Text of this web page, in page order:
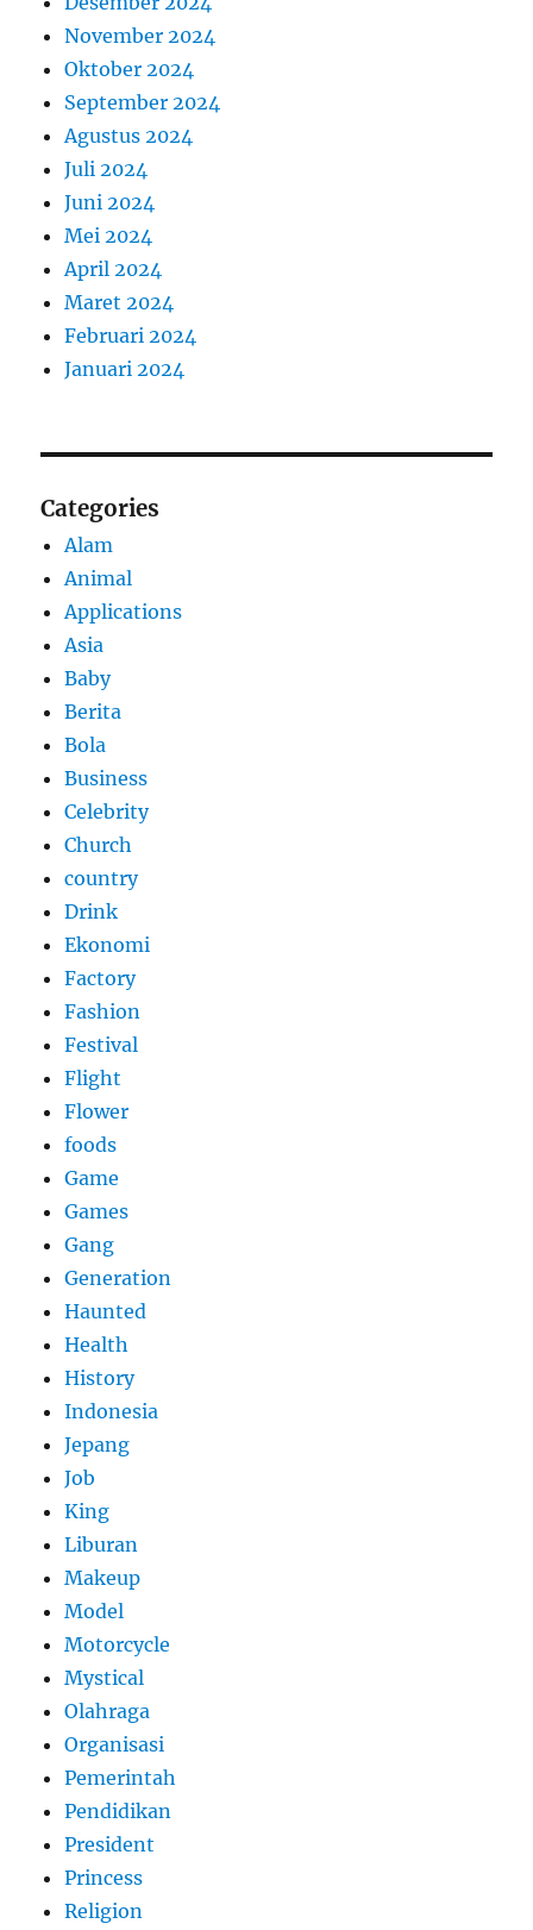
November 2024
Oktober 2024
September 2024
Agustus 2024
Juli 2024
Juni 2024
Mei 2024
April 2024
Maret 2024
Februari 2024
Januari 2024
Categories
Alam
Animal
Applications
Asia
Baby
Berita
Bola
Business
Celebrity
Church
country
Drink
Ekonomi
Factory
Fashion
Festival
Flight
Flower
foods
Game
Games
Gang
Generation
Haunted
Health
History
Indonesia
Jepang
Job
King
Liburan
Makeup
Model
Motorcycle
Mystical
Olahraga
Organisasi
Pemerintah
Pendidikan
President
Princess
Religion